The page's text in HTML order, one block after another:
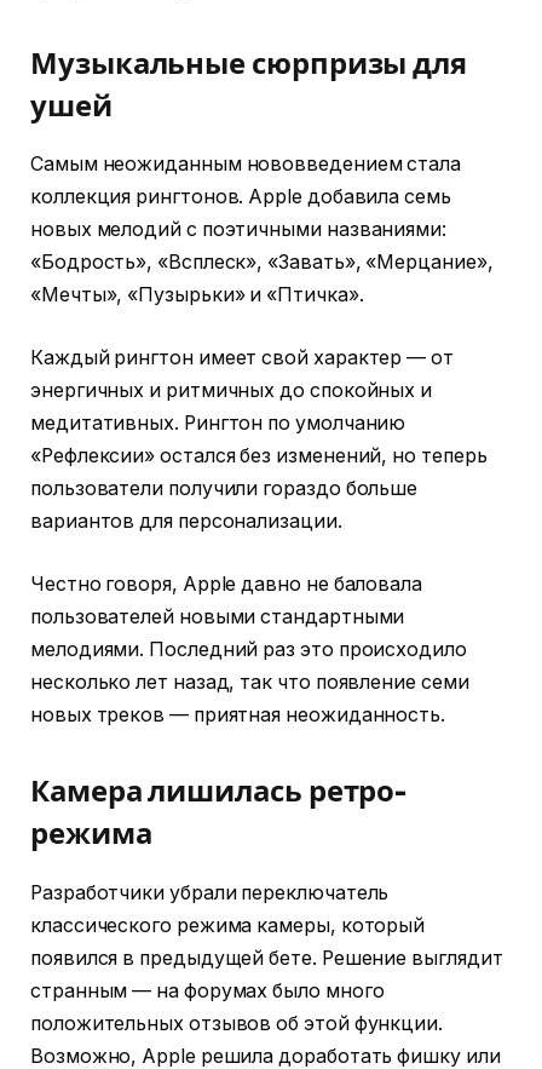
Музыкальные сюрпризы для
ушей
Самым неожиданным нововведением стала
коллекция рингтонов. Apple добавила семь
новых мелодий с поэтичными названиями:
«Бодрость», «Всплеск», «Завать», «Мерцание»,
«Мечты», «Пузырьки» и «Птичка».
Каждый рингтон имеет свой характер — от
энергичных и ритмичных до спокойных и
медитативных. Рингтон по умолчанию
«Рефлексии» остался без изменений, но теперь
пользователи получили гораздо больше
вариантов для персонализации.
Честно говоря, Apple давно не баловала
пользователей новыми стандартными
мелодиями. Последний раз это происходило
несколько лет назад, так что появление семи
новых треков — приятная неожиданность.
Камера лишилась ретро-
режима
Разработчики убрали переключатель
классического режима камеры, который
появился в предыдущей бете. Решение выглядит
странным — на форумах было много
положительных отзывов об этой функции.
Возможно, Apple решила доработать фишку или